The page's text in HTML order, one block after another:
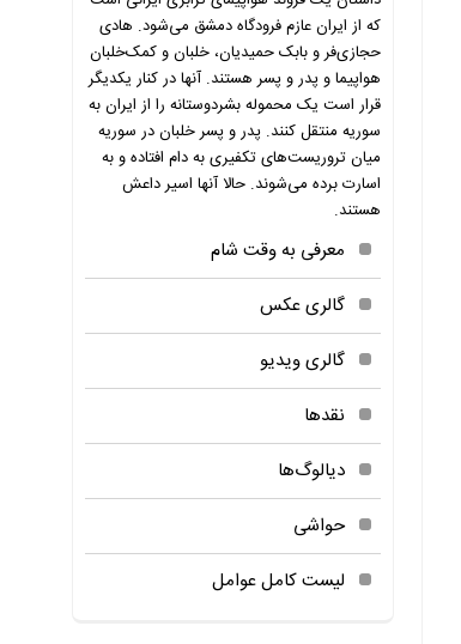
که از ایران عازم فرودگاه دمشق می‌شود. هادی
حجازی‌فر و بابک حمیدیان، خلبان و کمک‌خلبان
هواپیما و پدر و پسر هستند. آنها در کنار یکدیگر
قرار است یک محموله بشردوستانه را از ایران به
سوریه منتقل کنند. پدر و پسر خلبان در سوریه
میان تروریست‌های تکفیری به دام افتاده و به
اسارت برده می‌شوند. حالا آنها اسیر داعش‌
هستند.
معرفی به وقت شام
گالری عکس
گالری ویدیو
نقدها
دیالوگ‌ها
حواشی
لیست کامل عوامل